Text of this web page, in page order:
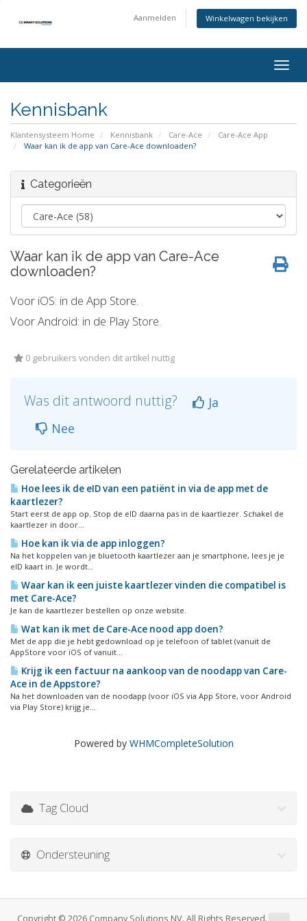
Aanmelden Winkelwagen bekijken
Kennisbank
Klantensysteem Home Kennisbank Care-Ace
Care-Ace App
Waar kan ik de app van Care-Ace downloaden?
Categorieën
Waar kan ik de app van Care-Ace
downloaden?
Voor iOS: in de App Store.
Voor Android: in de Play Store.
0 gebruikers vonden dit artikel nuttig
Was dit antwoord nuttig?
Ja
Nee
Gerelateerde artikelen
Hoe lees ik de eID van een patiënt in via de app met de
kaartlezer?
Start eerst de app op. Stop de eID daarna pas in de kaartlezer. Schakel de
kaartlezer in door...
Hoe kan ik via de app inloggen?
Na het koppelen van je bluetooth kaartlezer aan je smartphone, lees je je
eID kaart in. Je wordt...
Waar kan ik een juiste kaartlezer vinden die compatibel is
met Care-Ace?
Je kan de kaartlezer bestellen op onze website.
Wat kan ik met de Care-Ace nood app doen?
Met de app die je hebt gedownload op je telefoon of tablet (vanuit de
AppStore voor iOS of vanuit...
Krijg ik een factuur na aankoop van de noodapp van Care-
Ace in de Appstore?
Na het downloaden van de noodapp (voor iOS via App Store, voor Android
via Play Store) krijg je...
Powered by WHMCompleteSolution
Tag Cloud
Ondersteuning
Copyright © 2026 Company Solutions NV. All Rights Reserved.